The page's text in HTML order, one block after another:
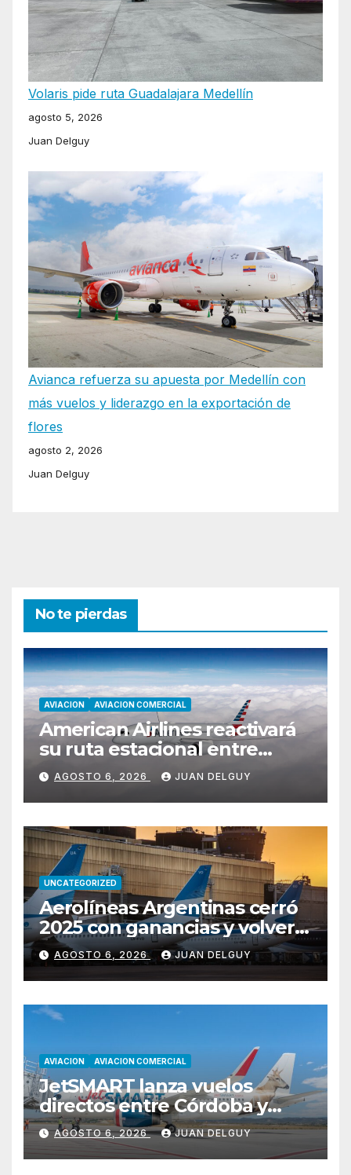
Volaris pide ruta Guadalajara Medellín
agosto 5, 2026
Juan Delguy
Avianca refuerza su apuesta por Medellín con
más vuelos y liderazgo en la exportación de
flores
agosto 2, 2026
Juan Delguy
No te pierdas
AVIACION AVIACION COMERCIAL
American Airlines reactivará
su ruta estacional entre
Miami y Montevideo con
vuelos diarios
AGOSTO 6, 2026 JUAN DELGUY
UNCATEGORIZED
Aerolíneas Argentinas cerró
2025 con ganancias y volverá
a pagar impuesto a las
ganancias
AGOSTO 6, 2026 JUAN DELGUY
AVIACION AVIACION COMERCIAL
JetSMART lanza vuelos
directos entre Córdoba y
Florianópolis
AGOSTO 6, 2026 JUAN DELGUY